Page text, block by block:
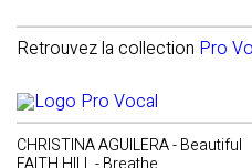
Retrouvez la collection Pro
CHRISTINA AGUILERA - Beautiful